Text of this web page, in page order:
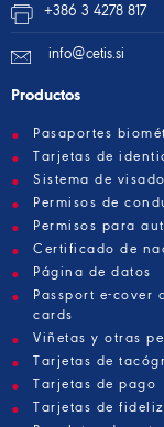
+386 3 4278 817
info@cetis.si
Productos
Pasaportes
Tarjetas de
Sistema de
Permisos de
Permisos para
Certificado de
Página de datos
Passport e-cover
cards
Viñetas y otras
Tarjetas de
Tarjetas de pago
Tarjetas de